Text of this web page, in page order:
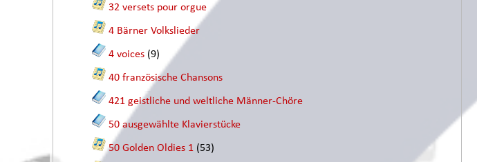
32 versets pour orgue
4 Bärner Volkslieder
4 voices (9)
40 französische Chansons
421 geistliche und weltliche Männer-Chöre
50 ausgewählte Klavierstücke
50 Golden Oldies 1 (53)